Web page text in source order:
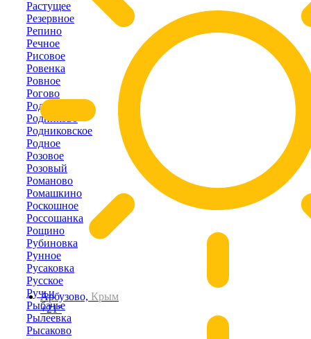
Арбузово, Крым
+21°
Растущее
Резервное
Репино
Речное
Рисовое
Ровенка
Ровное
Рогово
Родники
Родниково
Родниковское
Родное
Розовое
Розовый
Романово
Ромашкино
Роскошное
Россошанка
Рощино
Рубиновка
Рунное
Русаковка
Русское
Ручьи
Рыбачье
Рылеевка
Рысаково